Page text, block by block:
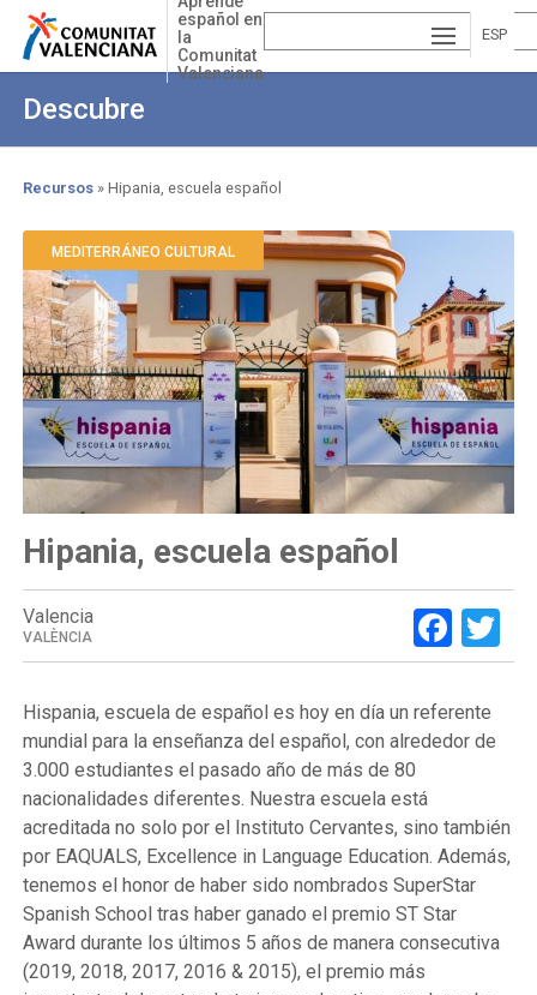
Pasar
contenido
español en
la
Comunitat
Valenciana
ESP
Descubre
Sobrescribir
enlaces
de
ayuda
a
la
navegación
Recursos Hipania, escuela español
MEDITERRÁNEO CULTURAL
Hipania, escuela español
Valencia
VALÈNCIA
Hispania, escuela de español es hoy en día un referente
mundial para la enseñanza del español, con alrededor de
3.000 estudiantes el pasado año de más de 80
nacionalidades diferentes. Nuestra escuela está
acreditada no solo por el Instituto Cervantes, sino también
por EAQUALS, Excellence in Language Education. Además,
tenemos el honor de haber sido nombrados SuperStar
Spanish School tras haber ganado el premio ST Star
Award durante los últimos 5 años de manera consecutiva
(2019, 2018, 2017, 2016 & 2015), el premio más